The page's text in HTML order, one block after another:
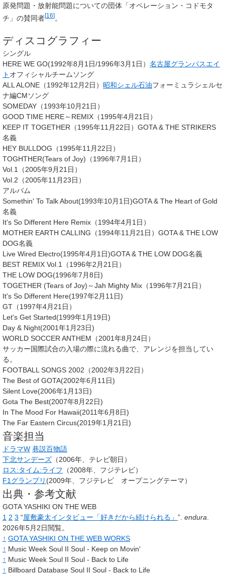
原発問題・放射能問題についての団体「オペレーション・コドモタ
チ」の賛同者[16]。
ディスコグラフィー
シングル
HERE WE GO(1992年8月1日/1996年3月1日） 名古屋グランパスエイ
ト オフィシャルチームソング
ALL ALONE（1992年12月2日） 昭和シェル石油フォーミュラシェルセ
ナ編CMソング
SOMEDAY（1993年10月21日）
GOOD TIME HERE～REMIX（1995年4月21日）
KEEP IT TOGETHER（1995年11月22日）GOTA & THE STRIKERS
名義
HEY BULLDOG（1995年11月22日）
TOGHTHER(Tears of Joy)（1996年7月1日）
Vol.1（2005年9月21日）
Vol.2（2005年11月23日）
アルバム
Somethin' To Talk About(1993年10月1日)GOTA & The Heart of Gold
名義
It's So Different Here Remix（1994年4月1日）
MOTHER EARTH CALLING（1994年11月21日）GOTA & THE LOW
DOG名義
Live Wired Electro(1995年4月1日)GOTA & THE LOW DOG名義
BEST REMIX Vol.1（1996年2月21日）
THE LOW DOG(1996年7月8日)
TOGETHER (Tears of Joy)～Jah Mighty Mix（1996年7月21日）
It's So Different Here(1997年2月11日)
GT（1997年4月21日）
Let's Get Started(1999年1月19日)
Day & Night(2001年1月23日)
WORLD SOCCER ANTHEM（2001年8月24日）
サッカー国際試合の入場の際に流れる曲で、アレンジを担当してい
る。
FOOTBALL SONGS 2002（2002年3月22日）
The Best of GOTA(2002年6月11日)
Silent Love(2006年1月13日)
Gota The Best(2007年8月22日)
In The Mood For Hawaii(2011年6月8日)
The Far Eastern Circus(2019年1月21日)
音楽担当
ドラマW 巷説百物語
下北サンデーズ （2006年、テレビ朝日）
ロス:タイム:ライフ （2008年、フジテレビ）
F1グランプリ (2009年、フジテレビ オープニングテーマ）
出典・参考文献
GOTA YASHIKI ON THE WEB
1 2 3 “屋敷豪太インタビュー「好きだから続けられる」 ”. endura
2026年5月2日閲覧。
↑ GOTA YASHIKI ON THE WEB WORKS
↑ Music Week Soul II Soul - Keep on Movin'
↑ Music Week Soul II Soul - Back to Life
↑ Billboard Database Soul II Soul - Back to Life